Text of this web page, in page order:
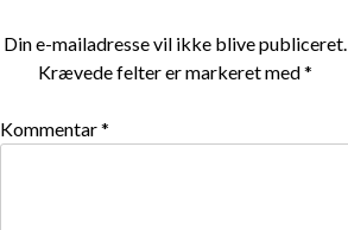
Din e-mailadresse vil ikke blive publiceret.
Krævede felter er markeret med*
Kommentar*